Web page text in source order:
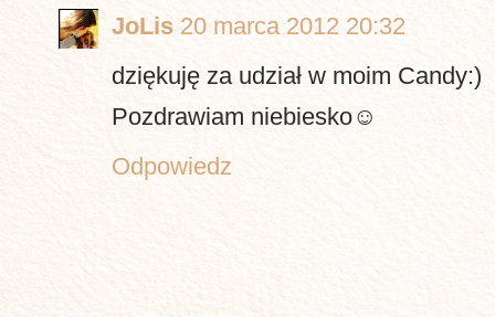
JoLis 20 marca 2012 20:32
dziękuję za udział w moim Candy:)
Pozdrawiam niebiesko☺
Odpowiedz